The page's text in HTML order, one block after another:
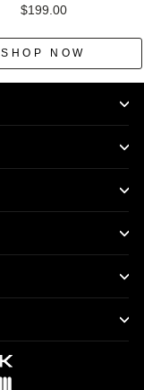
$199.00
SHOP NOW